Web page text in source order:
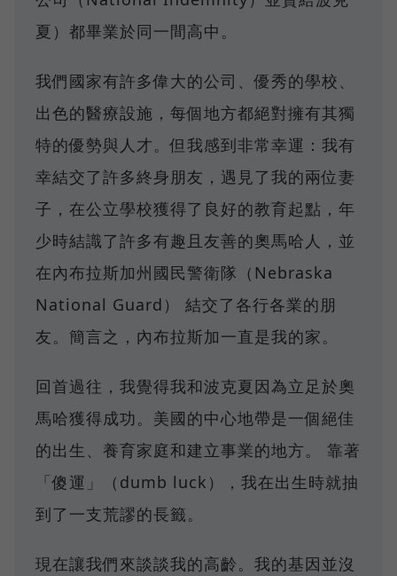
夏）都畢業於同一間高中。
我們國家有許多偉大的公司、優秀的學校、
出色的醫療設施，每個地方都絕對擁有其獨
特的優勢與人才。但我感到非常幸運：我有
幸結交了許多終身朋友，遇見了我的兩位妻
子，在公立學校獲得了良好的教育起點，年
少時結識了許多有趣且友善的奧馬哈人，並
在內布拉斯加州國民警衛隊（Nebraska
National Guard） 結交了各行各業的朋
友。簡言之，內布拉斯加一直是我的家。
回首過往，我覺得我和波克夏因為立足於奧
馬哈獲得成功。美國的中心地帶是一個絕佳
的出生、養育家庭和建立事業的地方。 靠著
「傻運」（dumb luck），我在出生時就抽
到了一支荒謬的長籤。
現在讓我們來談談我的高齡。我的基因並沒